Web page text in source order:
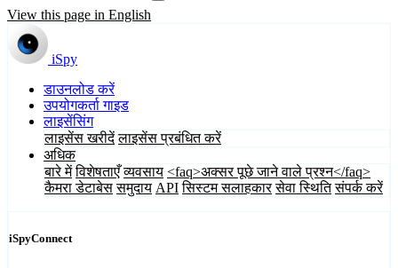
View this page in English
iSpy
डाउनलोड करें
उपयोगकर्ता गाइड
लाइसेंसिंग
लाइसेंस खरीदें लाइसेंस प्रबंधित करें
अधिक
बारे में विशेषताएँ व्यवसाय <faq>अक्सर पूछे जाने वाले प्रश्न</faq>
कैमरा डेटाबेस समुदाय API सिस्टम सलाहकार सेवा स्थिति संपर्क करें
iSpyConnect